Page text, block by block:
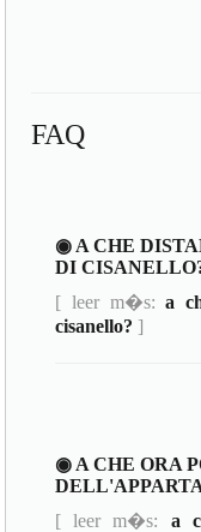
FAQ
◉ A CHE
DI
[ leer m�s:a
cisanello? ]
◉ A CHE ORA
[ leer m�s: a